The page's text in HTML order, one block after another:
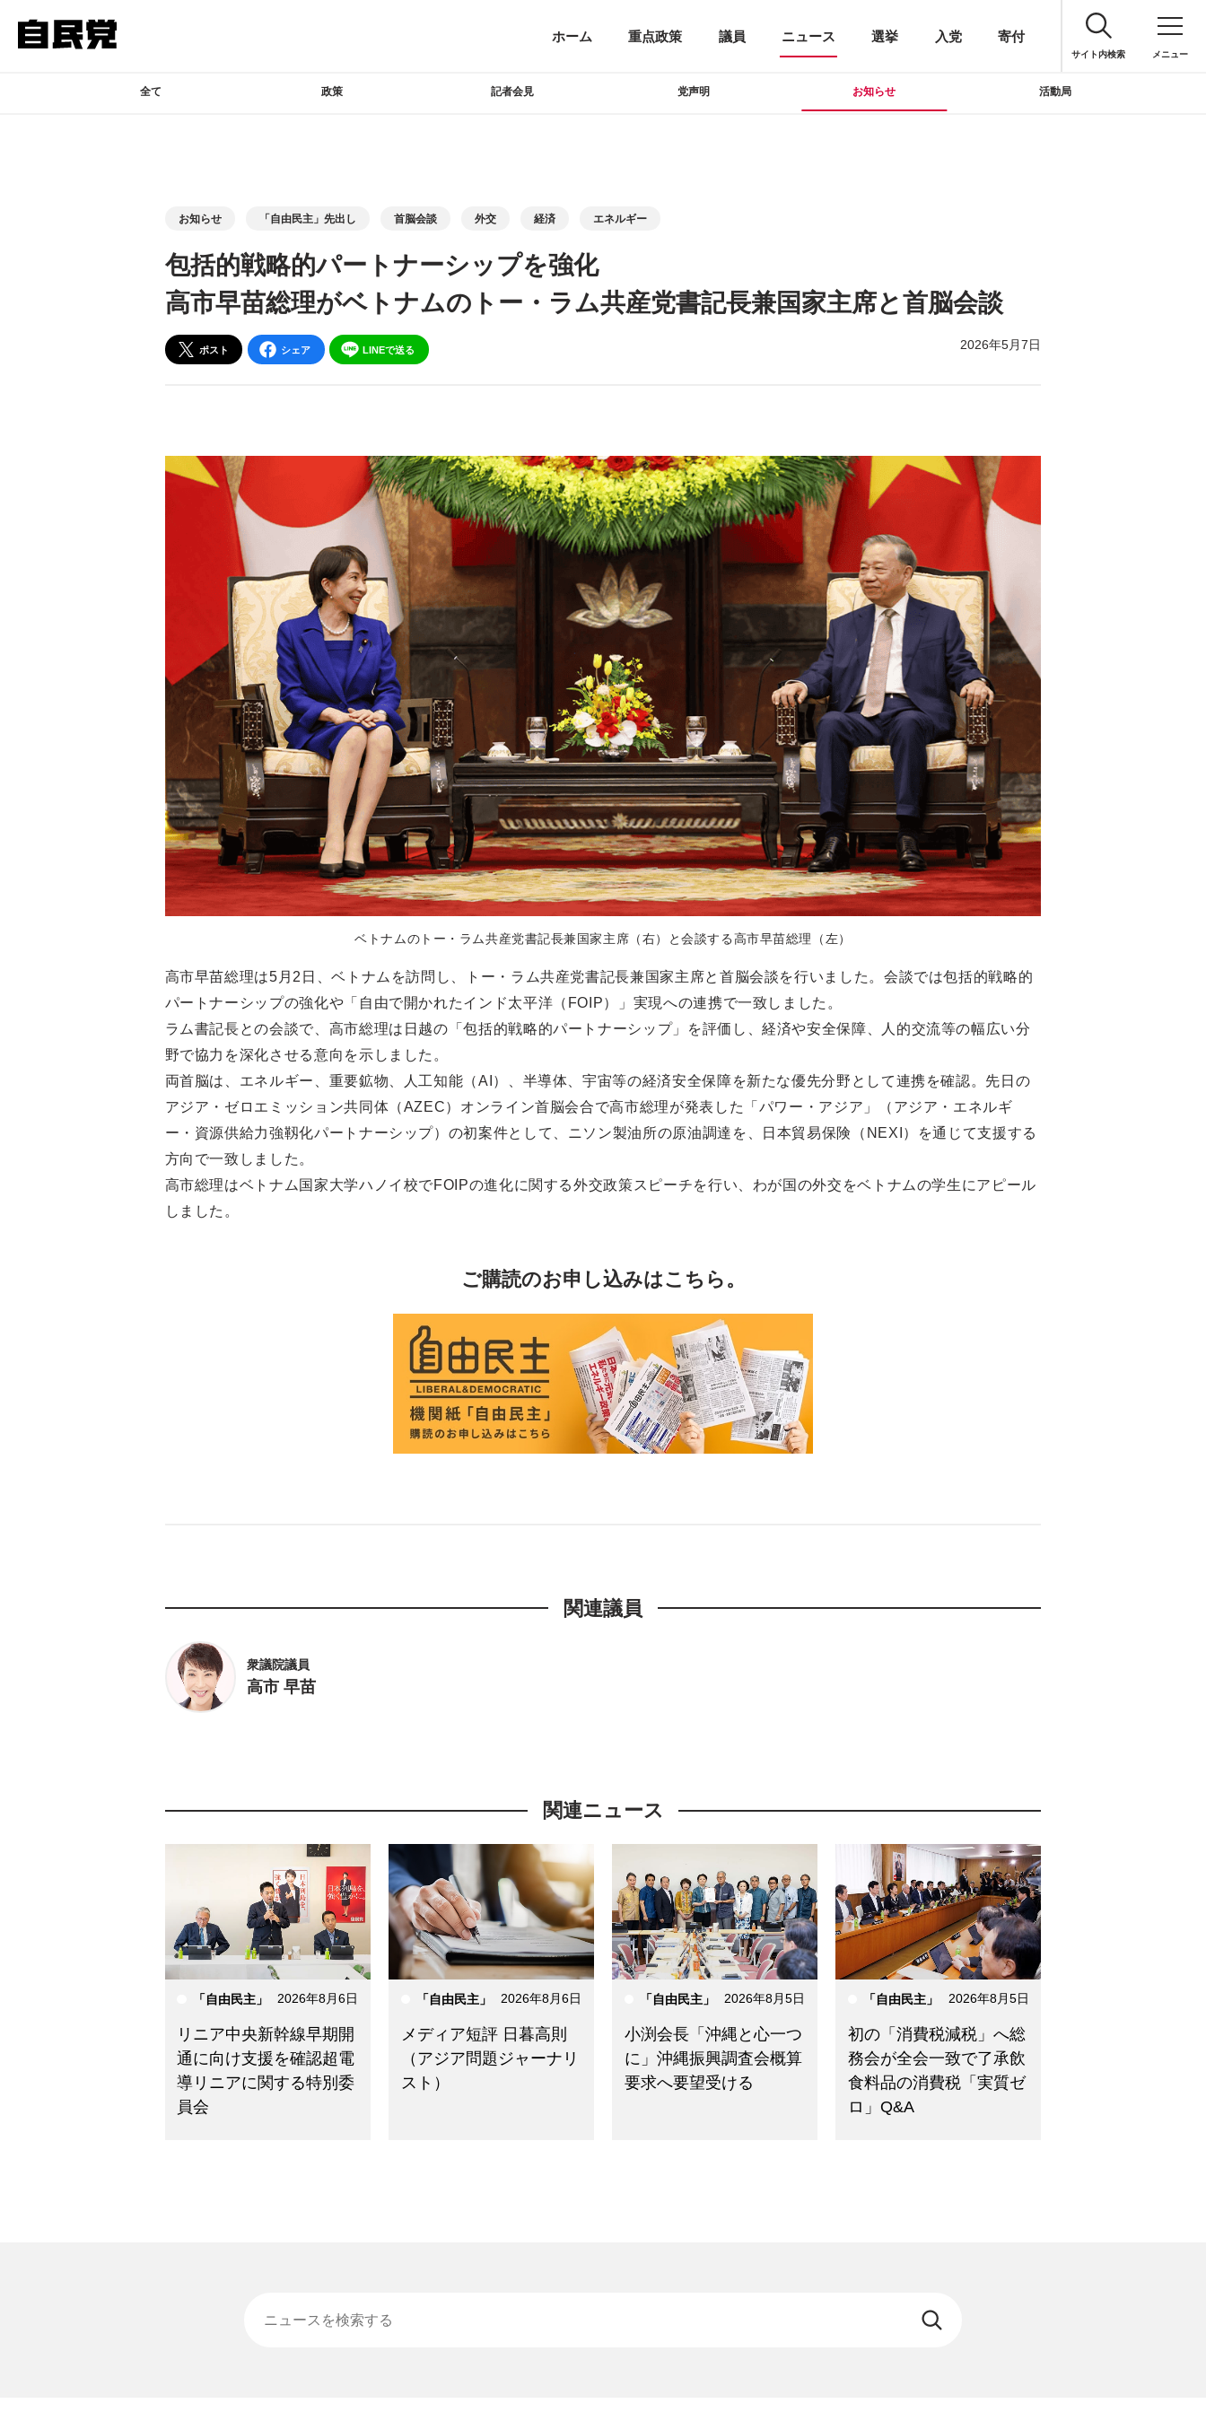
ホーム
重点政策 議員 ニュース 選挙 入党 寄付
サイト内検索 メニュー
全て 政策 記者会見 党声明 お知らせ 活動局
お知らせ 「自由民主」先出し 首脳会談 外交 経済 エネルギー
包括的戦略的パートナーシップを強化
高市早苗総理がベトナムのトー・ラム共産党書記長兼国家主席と首脳会談
2026年5月7日
ポスト シェア LINEで送る
ベトナムのトー・ラム共産党書記長兼国家主席（右）と会談する高市早苗総理（左）
高市早苗総理は5月2日、ベトナムを訪問し、トー・ラム共産党書記長兼国家主席と首脳会談を行いました。会談では包括的戦略的
パートナーシップの強化や「自由で開かれたインド太平洋（FOIP）」実現への連携で一致しました。
ラム書記長との会談で、高市総理は日越の「包括的戦略的パートナーシップ」を評価し、経済や安全保障、人的交流等の幅広い分
野で協力を深化させる意向を示しました。
両首脳は、エネルギー、重要鉱物、人工知能（AI）、半導体、宇宙等の経済安全保障を新たな優先分野として連携を確認。先日の
アジア・ゼロエミッション共同体（AZEC）オンライン首脳会合で高市総理が発表した「パワー・アジア」（アジア・エネルギ
ー・資源供給力強靱化パートナーシップ）の初案件として、ニソン製油所の原油調達を、日本貿易保険（NEXI）を通じて支援する
方向で一致しました。
高市総理はベトナム国家大学ハノイ校でFOIPの進化に関する外交政策スピーチを行い、わが国の外交をベトナムの学生にアピール
しました。
ご購読のお申し込みはこちら。
関連議員
衆議院議員
高市 早苗
関連ニュース
「自由民主」 2026年8月6日
リニア中央新幹線早期開
通に向け支援を確認超電
導リニアに関する特別委
員会
「自由民主」 2026年8月6日
メディア短評 日暮高則
（アジア問題ジャーナリ
スト）
「自由民主」 2026年8月5日
小渕会長「沖縄と心一つ
に」沖縄振興調査会概算
要求へ要望受ける
「自由民主」 2026年8月5日
初の「消費税減税」へ総
務会が全会一致で了承飲
食料品の消費税「実質ゼ
ロ」Q&A